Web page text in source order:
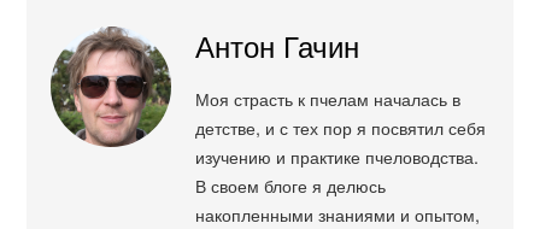
Антон Гачин
Моя страсть к пчелам началась в
детстве, и с тех пор я посвятил себя
изучению и практике пчеловодства.
В своем блоге я делюсь
накопленными знаниями и опытом,